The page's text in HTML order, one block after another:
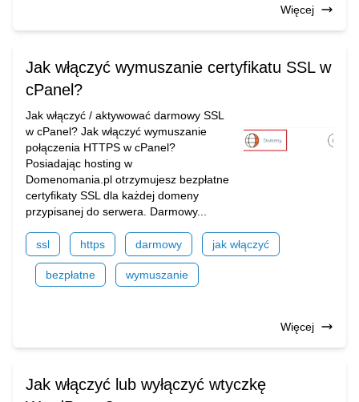
Więcej
Jak włączyć wymuszanie certyfikatu SSL w
cPanel?
Jak włączyć / aktywować darmowy SSL
w cPanel? Jak włączyć wymuszanie
połączenia HTTPS w cPanel?
Posiadając hosting w
Domenomania.pl otrzymujesz bezpłatne
certyfikaty SSL dla każdej domeny
przypisanej do serwera. Darmowy...
ssl https darmowy jak włączyć
bezpłatne wymuszanie
Więcej
Jak włączyć lub wyłączyć wtyczkę